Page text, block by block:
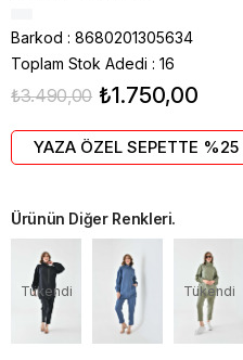
Barkod : 8680201305634
Toplam Stok Adedi : 16
₺3.490,00 ₺1.750,00
YAZA ÖZEL SEPETTE %25
Ürünün Diğer Renkleri.
Tükendi Tükendi